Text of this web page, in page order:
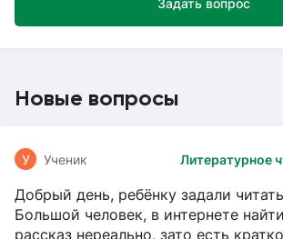
Задать вопрос
Новые вопросы
Литературное
У Ученик
Добрый день, ребёнку задали
Большой человек, в интернете
рассказ нереально, зато есть